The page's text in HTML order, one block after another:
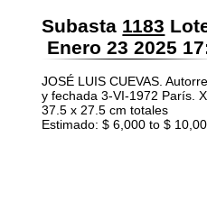
Subasta 1183
Enero 23 2025
JOSÉ LUIS CUEVAS.
y fechada 3-VI-1972 París.
37.5 x 27.5 cm totales
Estimado: $ 6,000 to $